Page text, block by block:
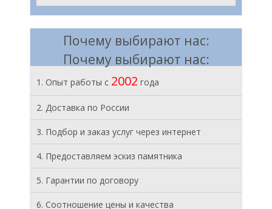
Почему выбирают нас:
Почему выбирают нас:
1. Опыт работы с 2002 года
2. Доставка по России
3. Подбор и заказ услуг через интернет
4. Предоставляем эскиз памятника
5. Гарантии по договору
6. Соотношение цены и качества